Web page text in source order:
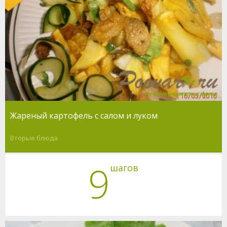
Жареный картофель с салом и луком
Вторые блюда
9 шагов